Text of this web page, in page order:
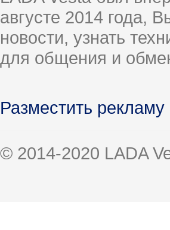
августе 2014 года,
новости, узнать
для общения и
Разместить рекламу
© 2014-2020 LADA